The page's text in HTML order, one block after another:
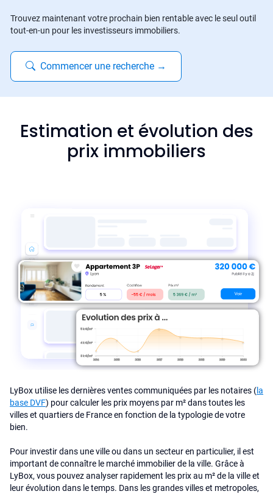
Trouvez maintenant votre prochain bien rentable avec le seul outil
tout-en-un pour les investisseurs immobiliers.
Commencer une recherche →
Estimation et évolution des
prix immobiliers
LyBox utilise les dernières ventes communiquées par les notaires (la
base DVF) pour calculer les prix moyens par m² dans toutes les
villes et quartiers de France en fonction de la typologie de votre
bien.
Pour investir dans une ville ou dans un secteur en particulier, il est
important de connaître le marché immobilier de la ville. Grâce à
LyBox, vous pouvez analyser rapidement les prix au m² de la ville et
leur évolution dans le temps. Dans les grandes villes et metropoles,